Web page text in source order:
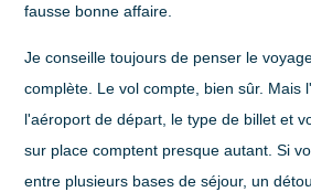
fausse bonne affaire.
Je conseille toujours de penser le
complète. Le vol compte, bien sûr. Mais
l'aéroport de départ, le type de billet et
sur place comptent presque autant. Si
entre plusieurs bases de séjour, un